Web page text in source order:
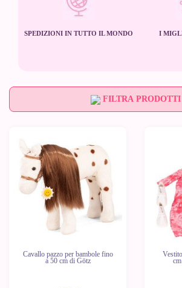
SPEDIZIONI IN TUTTO IL MONDO I
FILTRA PRODOTTI
Cavallo pazzo per bambole fino
a 50 cm di Götz